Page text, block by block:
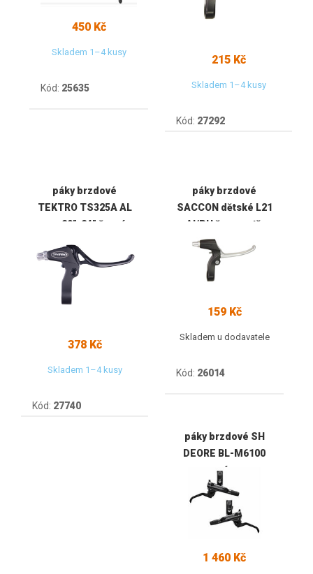
450 Kč
Skladem 1–4 kusy
Kód: 25635
215 Kč
Skladem 1–4 kusy
Kód: 27292
páky brzdové
TEKTRO TS325A AL
pro 20"-24" černé
378 Kč
Skladem 1–4 kusy
Kód: 27740
páky brzdové
SACCON dětské L21
Al/PH černo-stř.
159 Kč
Skladem u dodavatele
Kód: 26014
páky brzdové SH
DEORE BL-M6100
pár
1 460 Kč